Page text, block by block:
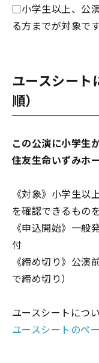
□小学生以上、公
る方までが対象です
ユースシート
順）
この公演に小学生
住友生命いずみホ
《対象》小学生以
を確認できるもの
《申込開始》一般
付
《締め切り》公演
で締め切り）
ユースシートにつ
ユースシートのペ